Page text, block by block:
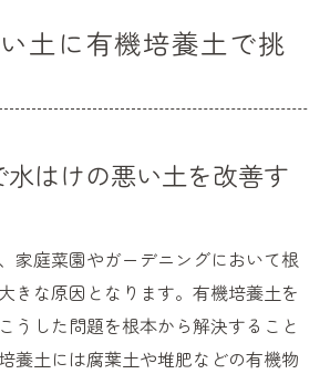
土でプランターの排水性を高める
でふかふか土を作るための秘訣
と配合比率で土壌改良を進める
ん炭やパーライトとの合わせ技
土の特徴と古い土のリフレッシュ
土に有機培養土で挑
はけの悪い土を改善す
家庭菜園やガーデニングにおいて根
きな原因となります。有機培養土を
うした問題を根本から解決すること
養土には腐葉土や堆肥などの有機物